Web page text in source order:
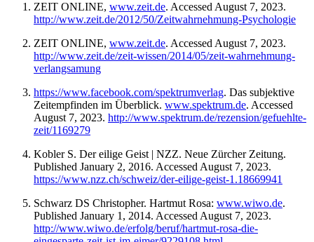
ZEIT ONLINE, www.zeit.de. Accessed August 7, 2023.
http://www.zeit.de/2012/50/Zeitwahrnehmung-Psychologie
ZEIT ONLINE, www.zeit.de. Accessed August 7, 2023.
http://www.zeit.de/zeit-wissen/2014/05/zeit-wahrnehmung-
verlangsamung
https://www.facebook.com/spektrumverlag. Das subjektive
Zeitempfinden im Überblick. www.spektrum.de. Accessed
August 7, 2023. http://www.spektrum.de/rezension/gefuehlte-
zeit/1169279
Kobler S. Der eilige Geist | NZZ. Neue Zürcher Zeitung.
Published January 2, 2016. Accessed August 7, 2023.
https://www.nzz.ch/schweiz/der-eilige-geist-1.18669941
Schwarz DS Christopher. Hartmut Rosa: www.wiwo.de.
Published January 1, 2014. Accessed August 7, 2023.
http://www.wiwo.de/erfolg/beruf/hartmut-rosa-die-